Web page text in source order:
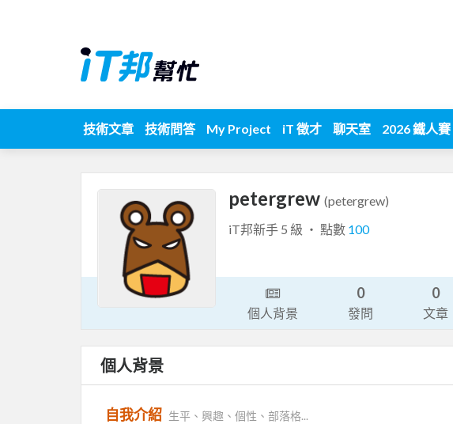
技術文章 技術問答 My Project iT 徵才 聊天室 2026 鐵人賽
petergrew (petergrew)
iT邦新手 5 級 ‧ 點數 100
個人背景
0
發問
0
文章
個人背景
自我介紹 生平、興趣、個性、部落格...